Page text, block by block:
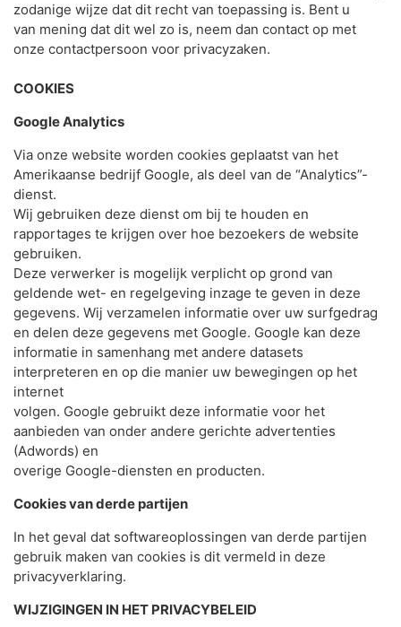
zodanige wijze dat dit recht van toepassing is. Bent u
van mening dat dit wel zo is, neem dan contact op met
onze contactpersoon voor privacyzaken.
COOKIES
Google Analytics
Via onze website worden cookies geplaatst van het
Amerikaanse bedrijf Google, als deel van de “Analytics”-
dienst.
Wij gebruiken deze dienst om bij te houden en
rapportages te krijgen over hoe bezoekers de website
gebruiken.
Deze verwerker is mogelijk verplicht op grond van
geldende wet- en regelgeving inzage te geven in deze
gegevens. Wij verzamelen informatie over uw surfgedrag
en delen deze gegevens met Google. Google kan deze
informatie in samenhang met andere datasets
interpreteren en op die manier uw bewegingen op het
internet
volgen. Google gebruikt deze informatie voor het
aanbieden van onder andere gerichte advertenties
(Adwords) en
overige Google-diensten en producten.
Cookies van derde partijen
In het geval dat softwareoplossingen van derde partijen
gebruik maken van cookies is dit vermeld in deze
privacyverklaring.
WIJZIGINGEN IN HET PRIVACYBELEID